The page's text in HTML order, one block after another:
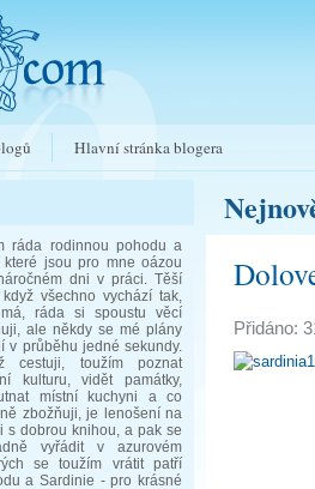
Hlavní stránka blogera
ráda rodinnou pohodu a
které jsou pro mne oázou
dni v práci. Těší
všechno vychází tak,
ráda si spoustu věcí
ale někdy se mé plány
v průběhu jedné sekundy.
cestuji, toužím poznat
kulturu, vidět památky,
místní kuchyni a co
zbožňuji, je lenošení na
s dobrou knihou, a pak se
vyřádit v azurovém
se toužím vrátit patří
a Sardinie - pro krásné
Přidáno: